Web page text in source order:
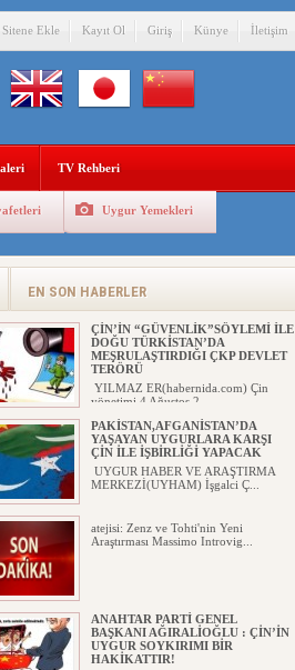
Sitene Ekle Kayıt Ol Giriş Künye İletişim
TV Rehberi
Uygur Yemekleri
EN SON HABERLER
Eğitimci Abdull...
ÇİN’İN “GÜVENLİK”SÖYLEMİ İLE
DOĞU TÜRKİSTAN’DA
MEŞRULAŞTIRDIĞI ÇKP DEVLET
TERÖRÜ
YILMAZ ER(habernida.com) Çin
yönetimi 4 Ağustos 2...
PAKİSTAN,AFGANİSTAN’DA
YAŞAYAN UYGURLARA KARŞI
ÇİN İLE İŞBİRLİĞİ YAPACAK
UYGUR HABER VE ARAŞTIRMA
MERKEZİ(UYHAM) İşgalci Ç...
atejisi: Zenz ve Tohti'nin Yeni
Araştırması Massimo Introvig...
ANAHTAR PARTİ GENEL
BAŞKANI AĞIRALİOĞLU : ÇİN’İN
UYGUR SOYKIRIMI BİR
HAKİKATTIR!